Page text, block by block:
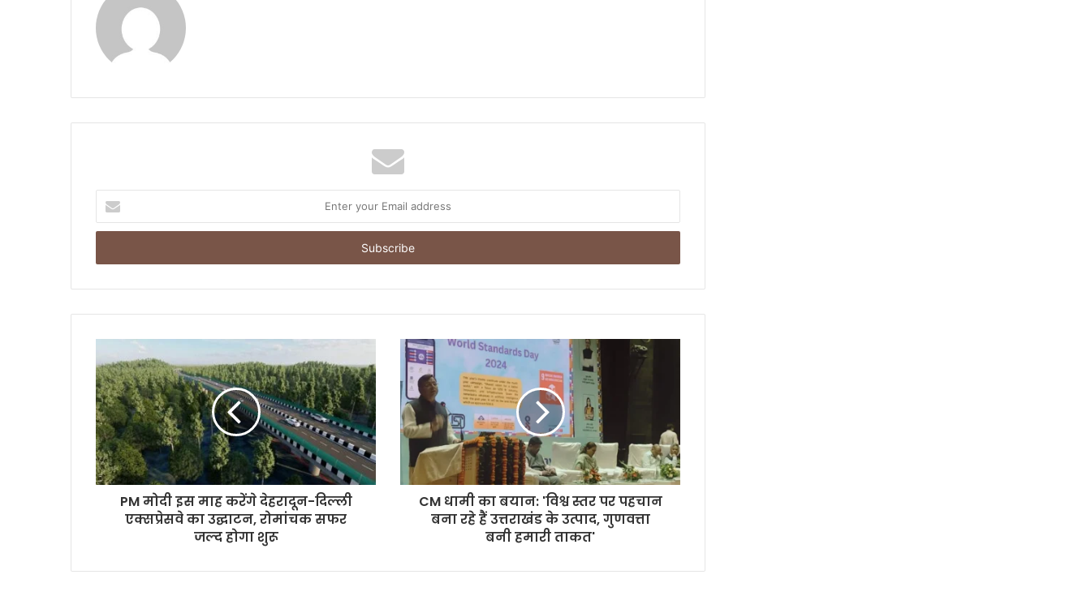
t
r
u
m
a
i
l
a
d
d
r
PM मोदी इस माह करेंगे देहरादून-दिल्ली
एक्सप्रेसवे का उद्घाटन, रोमांचक सफर
जल्द होगा शुरू
CM धामी का बयान: 'विश्व स्तर पर पहचान
बना रहे हैं उत्तराखंड के उत्पाद, गुणवत्ता
बनी हमारी ताकत'